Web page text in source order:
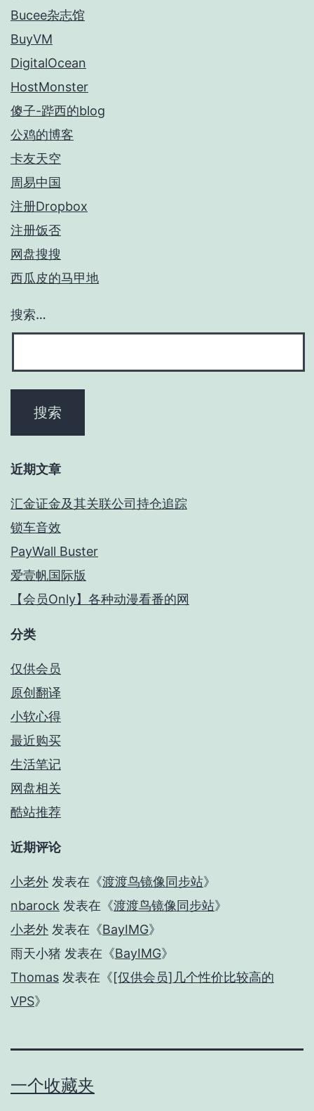
Bucee杂志馆
BuyVM
DigitalOcean
HostMonster
傻子-跸西的blog
公鸡的博客
卡友天空
周易中国
注册Dropbox
注册饭否
网盘搜搜
西瓜皮的马甲地
搜索…
近期文章
汇金证金及其关联公司持仓追踪
锁车音效
PayWall Buster
爱壹帆国际版
【会员Only】各种动漫看番的网
分类
仅供会员
原创翻译
小软心得
最近购买
生活笔记
网盘相关
酷站推荐
近期评论
小老外 发表在《渡渡鸟镜像同步站》
nbarock 发表在《渡渡鸟镜像同步站》
小老外 发表在《BayIMG》
雨天小猪 发表在《BayIMG》
Thomas 发表在《[仅供会员]几个性价比较高的
VPS》
一个收藏夹